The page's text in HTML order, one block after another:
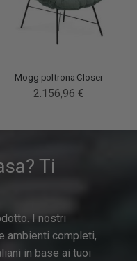
Mogg poltrona Closer
2.156,96 €
Ti
I nostri
ambienti completi,
in base ai tuoi